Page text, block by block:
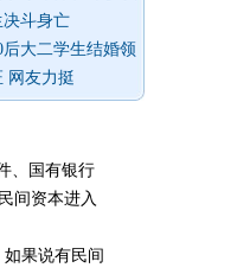
决斗身亡
后大二学生结婚领
网友力挺
、国有银行
间资本进入
果说有民间